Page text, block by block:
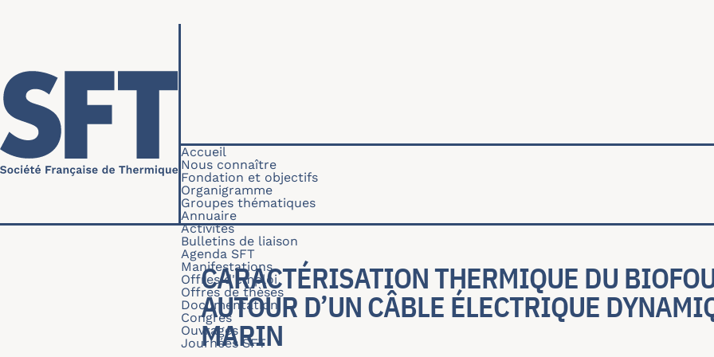
Navigation principale
Accueil
Nous connaître
Fondation et objectifs
Organigramme
Groupes thématiques
Annuaire
Activités
Bulletins de liaison
Agenda SFT
Manifestations
Offres d'emploi
Offres de thèses
Documentation
Congrès
Ouvrages
Journées SFT
CARACTÉRISATION THERMIQUE DU
AUTOUR D’UN CÂBLE ÉLECTRIQUE
MARIN